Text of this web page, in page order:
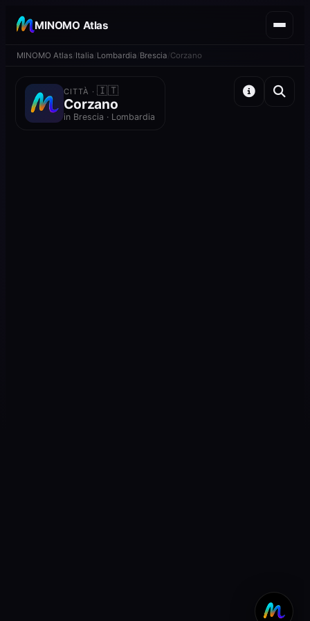
MINOMO Atlas
MINOMO Atlas Italia Lombardia Brescia Corzano
CITTÀ ·🇮🇹
Corzano
in Brescia · Lombardia